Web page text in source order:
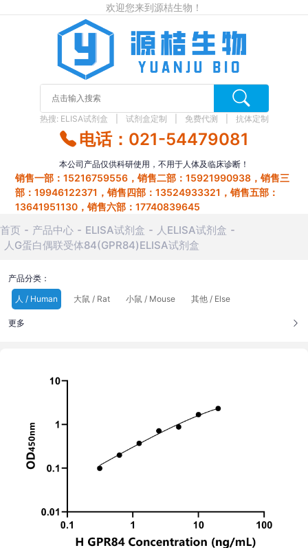
欢迎您来到源桔生物！
热搜: ELISA试剂盒 试剂盒定制 免费代测 抗体定制
电话：021-54479081
本公司产品仅供科研使用，不用于人体及临床诊断！
销售一部：15216759556，销售二部：15921990938，销售三
部：19946122371，销售四部：13524933321，销售五部：
13641951130，销售六部：17740839645
首页 产品中心 ELISA试剂盒
人ELISA试剂盒
人G蛋白偶联受体84(GPR84)ELISA试剂盒
产品分类：
人 / Human
大鼠 / Rat 小鼠 / Mouse 其他 / Else
更多